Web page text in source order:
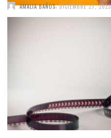
AMALIA BAÑOS, DICIEMBRE 27, 2023